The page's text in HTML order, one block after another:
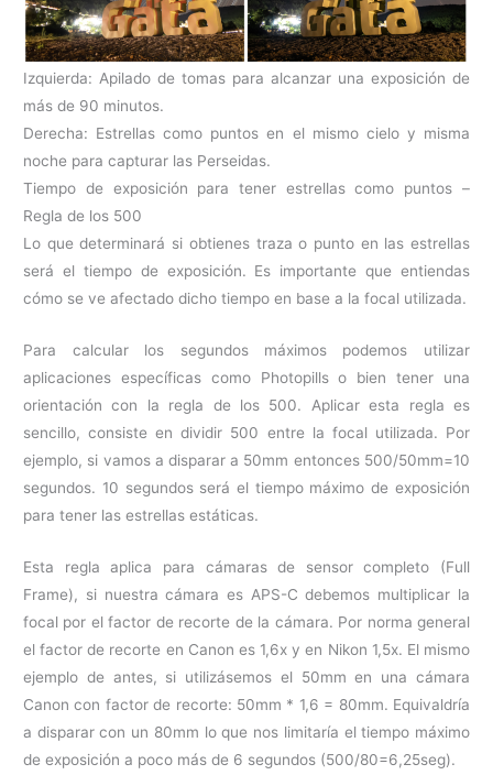
Izquierda: Apilado de tomas para alcanzar una exposición de
más de 90 minutos.
Derecha: Estrellas como puntos en el mismo cielo y misma
noche para capturar las Perseidas.
Tiempo de exposición para tener estrellas como puntos –
Regla de los 500
Lo que determinará si obtienes traza o punto en las estrellas
será el tiempo de exposición. Es importante que entiendas
cómo se ve afectado dicho tiempo en base a la focal utilizada.
Para calcular los segundos máximos podemos utilizar
aplicaciones específicas como Photopills o bien tener una
orientación con la regla de los 500. Aplicar esta regla es
sencillo, consiste en dividir 500 entre la focal utilizada. Por
ejemplo, si vamos a disparar a 50mm entonces 500/50mm=10
segundos. 10 segundos será el tiempo máximo de exposición
para tener las estrellas estáticas.
Esta regla aplica para cámaras de sensor completo (Full
Frame), si nuestra cámara es APS-C debemos multiplicar la
focal por el factor de recorte de la cámara. Por norma general
el factor de recorte en Canon es 1,6x y en Nikon 1,5x. El mismo
ejemplo de antes, si utilizásemos el 50mm en una cámara
Canon con factor de recorte: 50mm * 1,6 = 80mm. Equivaldría
a disparar con un 80mm lo que nos limitaría el tiempo máximo
de exposición a poco más de 6 segundos (500/80=6,25seg).